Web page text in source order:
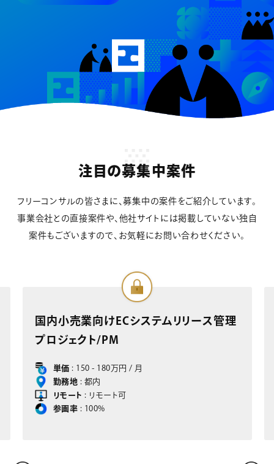
注目の募集中案件
フリーコンサルの皆さまに、募集中の案件をご紹介しています。
事業会社との直接案件や、他社サイトには掲載していない独自
案件もございますので、お気軽にお問い合わせください。
国内小売業向けECシステムリリース管理
プロジェクト/PM
単価 : 150 - 180万円 / 月
勤務地
: 都内
リモート
: リモート可
参画率
: 100%